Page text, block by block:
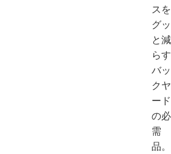
スを
グッ
と減
らす
バッ
クヤ
ード
の必
需
品。